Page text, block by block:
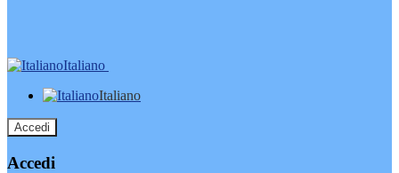
Italiano
Italiano
Accedi
Accedi